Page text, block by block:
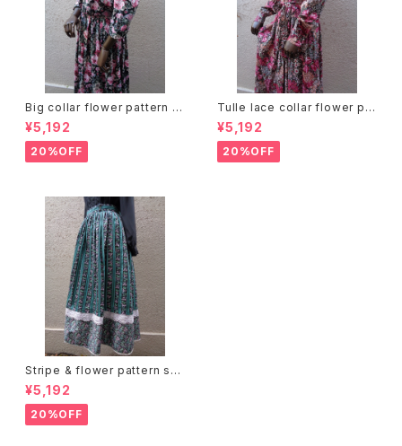
Big collar flower pattern dr
ess ビッグカラー 花柄 ワンピ
ース
¥5,192
20%OFF
Tulle lace collar flower pat
tern dress チュールレースカラ
ー 花柄 ワンピース
¥5,192
20%OFF
Stripe & flower pattern ski
rt ストライプ 花柄 スカート
¥5,192
20%OFF